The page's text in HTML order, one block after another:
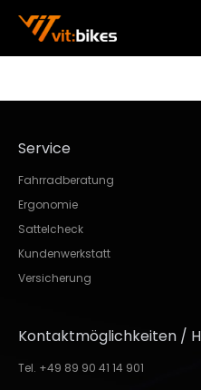
Service
Fahrradberatung
Ergonomie
Sattelcheck
Kundenwerkstatt
Versicherung
Kontaktmöglichkeiten /
Tel. +49 89 90 41 14 901